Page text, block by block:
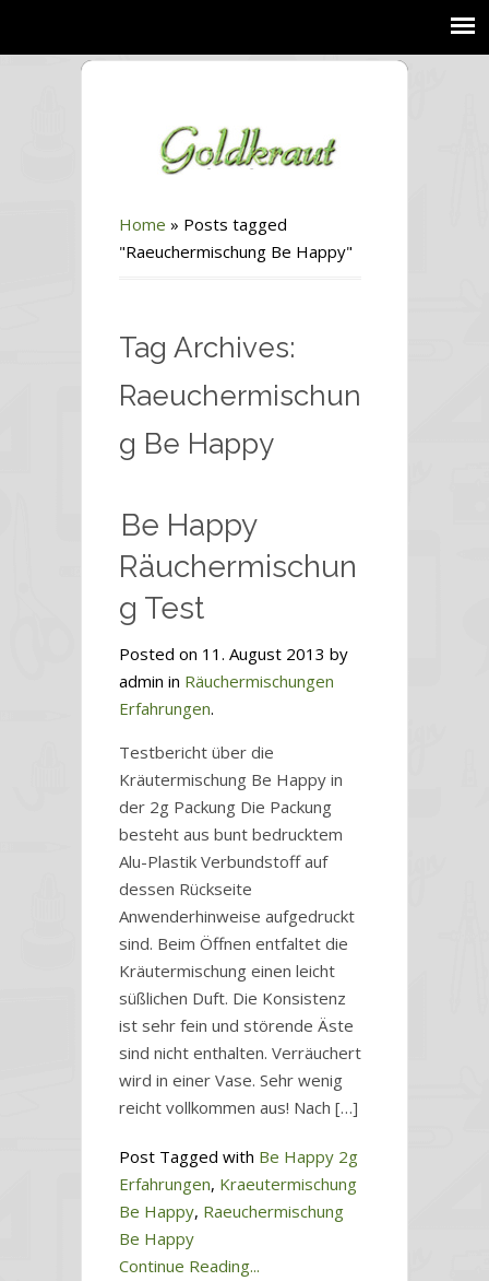
Home » Posts tagged
"Raeuchermischung Be Happy"
Tag Archives:
Raeuchermischun
g Be Happy
Be Happy
Räuchermischun
g Test
Posted on 11. August 2013 by
admin in Räuchermischungen
Erfahrungen.
Testbericht über die
Kräutermischung Be Happy in
der 2g Packung Die Packung
besteht aus bunt bedrucktem
Alu-Plastik Verbundstoff auf
dessen Rückseite
Anwenderhinweise aufgedruckt
sind. Beim Öffnen entfaltet die
Kräutermischung einen leicht
süßlichen Duft. Die Konsistenz
ist sehr fein und störende Äste
sind nicht enthalten. Verräuchert
wird in einer Vase. Sehr wenig
reicht vollkommen aus! Nach […]
Post Tagged with Be Happy 2g
Erfahrungen, Kraeutermischung
Be Happy, Raeuchermischung
Be Happy
Continue Reading...